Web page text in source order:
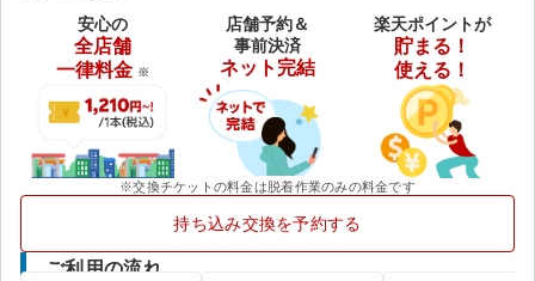
安心の
全店舗
一律料金 ※
店舗予約＆
事前決済
ネット完結
楽天ポイントが
貯まる！
使える！
※交換チケットの料金は脱着作業のみの料金です
持ち込み交換を予約する
ご利用の流れ